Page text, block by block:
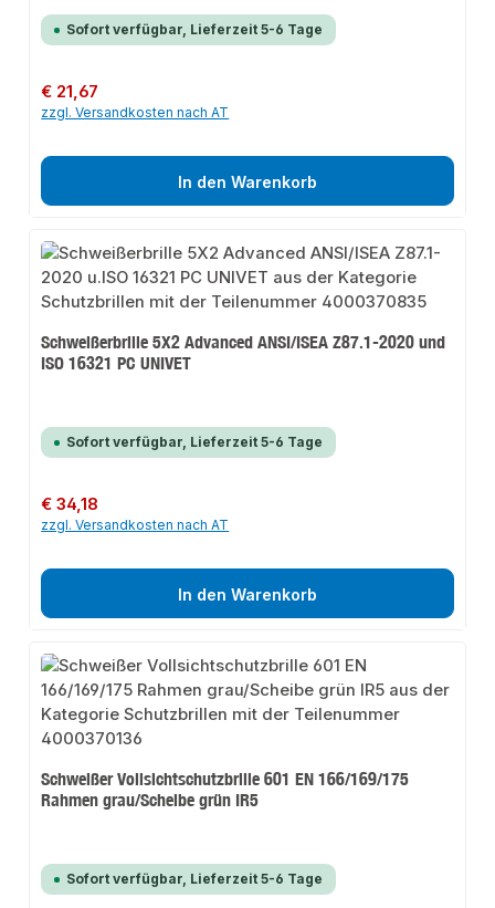
Sofort verfügbar, Lieferzeit 5-6 Tage
Regulärer Preis:
€ 21,67
zzgl. Versandkosten nach AT
In den Warenkorb
Schweißerbrille 5X2 Advanced ANSI/ISEA Z87.1-2020 und
ISO 16321 PC UNIVET
Sofort verfügbar, Lieferzeit 5-6 Tage
Regulärer Preis:
€ 34,18
zzgl. Versandkosten nach AT
In den Warenkorb
Schweißer Vollsichtschutzbrille 601 EN 166/169/175
Rahmen grau/Scheibe grün IR5
Sofort verfügbar, Lieferzeit 5-6 Tage